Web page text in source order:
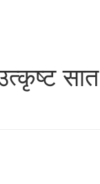
सात